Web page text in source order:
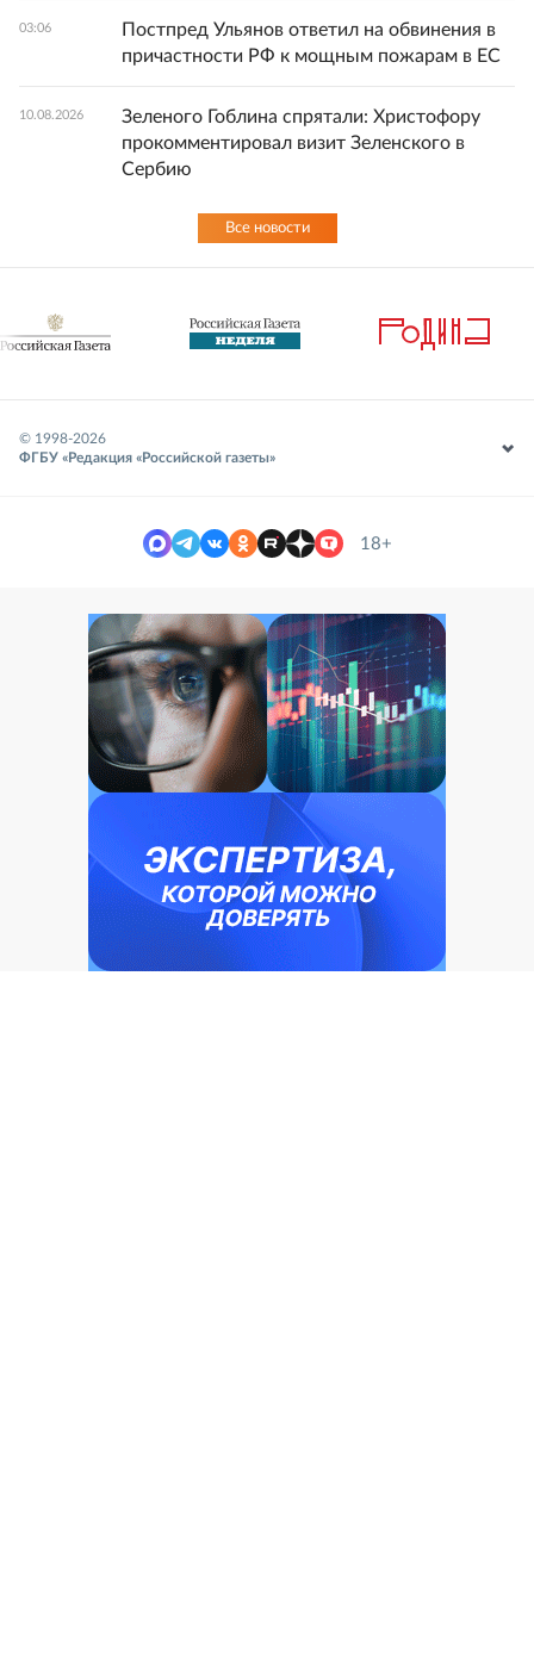
03:06
Постпред Ульянов ответил на обвинения в
причастности РФ к мощным пожарам в ЕС
10.08.2026
Зеленого Гоблина спрятали: Христофору
прокомментировал визит Зеленского в
Сербию
Все новости
© 1998-2026
ФГБУ «Редакция «Российской газеты»
18+